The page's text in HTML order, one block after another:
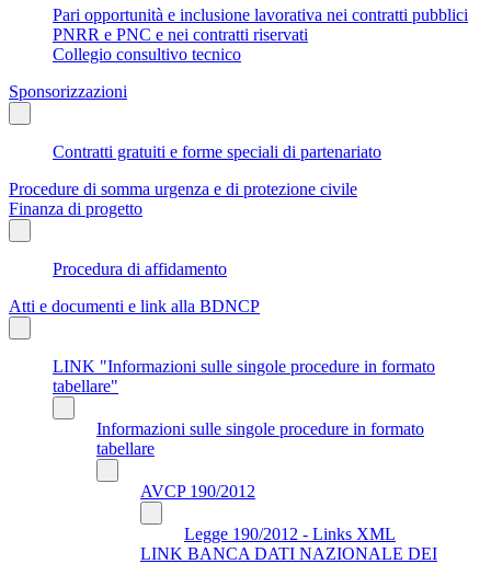
Pari opportunità e inclusione lavorativa nei contratti pubblici
PNRR e PNC e nei contratti riservati
Collegio consultivo tecnico
Sponsorizzazioni
Contratti gratuiti e forme speciali di partenariato
Procedure di somma urgenza e di protezione civile
Finanza di progetto
Procedura di affidamento
Atti e documenti e link alla BDNCP
LINK "Informazioni sulle singole procedure in formato
tabellare"
Informazioni sulle singole procedure in formato
tabellare
AVCP 190/2012
Legge 190/2012 - Links XML
LINK BANCA DATI NAZIONALE DEI